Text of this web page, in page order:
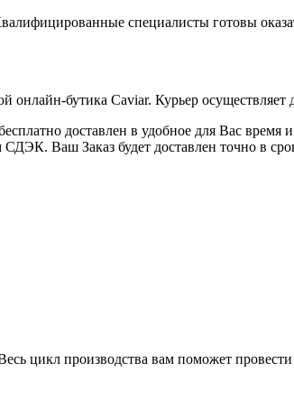
специалисты готовы
онлайн-бутика Caviar. Курьер осуществляет
доставлен в удобное для Вас время
Ваш Заказ будет доставлен точно в
цикл производства вам поможет